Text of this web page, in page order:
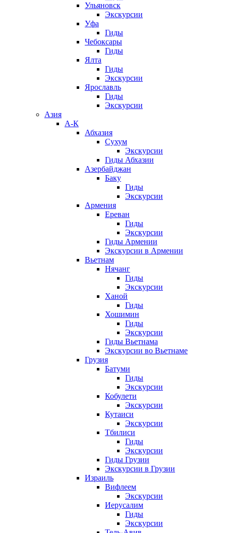
Ульяновск
Экскурсии
Уфа
Гиды
Чебоксары
Гиды
Ялта
Гиды
Экскурсии
Ярославль
Гиды
Экскурсии
Азия
А-К
Абхазия
Сухум
Экскурсии
Гиды Абхазии
Азербайджан
Баку
Гиды
Экскурсии
Армения
Ереван
Гиды
Экскурсии
Гиды Армении
Экскурсии в Армении
Вьетнам
Нячанг
Гиды
Экскурсии
Ханой
Гиды
Хошимин
Гиды
Экскурсии
Гиды Вьетнама
Экскурсии во Вьетнаме
Грузия
Батуми
Гиды
Экскурсии
Кобулети
Экскурсии
Кутаиси
Экскурсии
Тбилиси
Гиды
Экскурсии
Гиды Грузии
Экскурсии в Грузии
Израиль
Вифлеем
Экскурсии
Иерусалим
Гиды
Экскурсии